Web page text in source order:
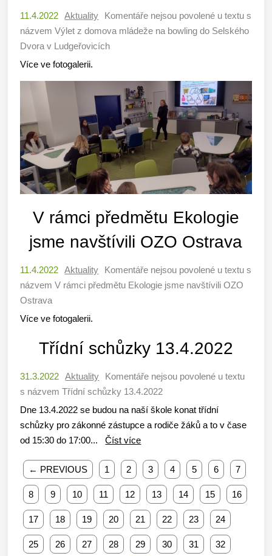
11.4.2022 Aktuality Komentáře nejsou povolené u textu s
názvem Výlet z domova mládeže na bowling do Selského
Dvora v Ludgeřovicích
Více ve fotogalerii.
V rámci předmětu Ekologie
jsme navštívili OZO Ostrava
11.4.2022 Aktuality Komentáře nejsou povolené u textu s
názvem V rámci předmětu Ekologie jsme navštívili OZO
Ostrava
Více ve fotogalerii.
Třídní schůzky 13.4.2022
31.3.2022 Aktuality Komentáře nejsou povolené u textu
s názvem Třídní schůzky 13.4.2022
Dne 13.4.2022 se budou na naší škole konat třídní
schůzky pro zákonné zástupce a rodiče žáků a to v čase
od 15:30 do 17:00...Číst více
← PREVIOUS 1 2 3 4 5 6 7
8 9 10 11 12 13 14 15 16
17 18 19 20 21 22 23 24
25 26 27 28 29 30 31 32